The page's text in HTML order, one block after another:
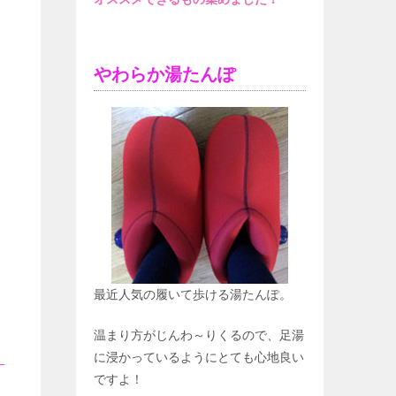
やわらか湯たんぽ
最近人気の履いて歩ける湯たんぽ。
温まり方がじんわ～りくるので、足湯
に浸かっているようにとても心地良い
ですよ！